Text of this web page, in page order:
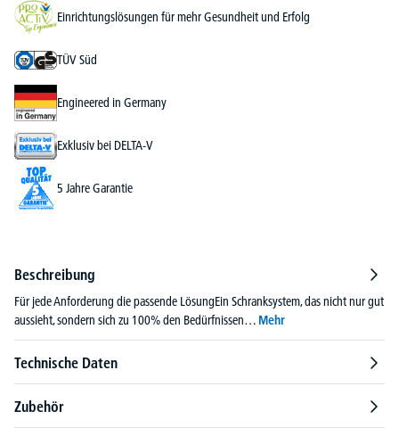
Einrichtungslösungen für mehr Gesundheit und Erfolg
TÜV Süd
Engineered in Germany
Exklusiv bei DELTA-V
5 Jahre Garantie
Beschreibung
Für jede Anforderung die passende LösungEin Schranksystem, das nicht nur gut
aussieht, sondern sich zu 100% den Bedürfnissen… Mehr
Technische Daten
Zubehör